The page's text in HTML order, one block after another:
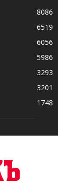
8086
6519
6056
5986
3293
3201
1748